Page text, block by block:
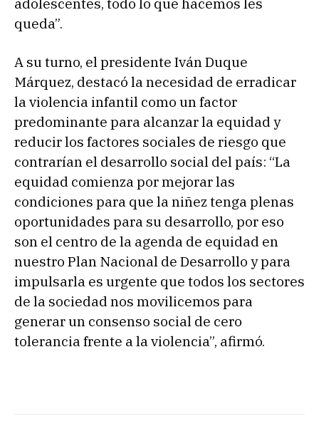
adolescentes, todo lo que hacemos les
queda”.
A su turno, el presidente Iván Duque
Márquez, destacó la necesidad de erradicar
la violencia infantil como un factor
predominante para alcanzar la equidad y
reducir los factores sociales de riesgo que
contrarían el desarrollo social del país: “La
equidad comienza por mejorar las
condiciones para que la niñez tenga plenas
oportunidades para su desarrollo, por eso
son el centro de la agenda de equidad en
nuestro Plan Nacional de Desarrollo y para
impulsarla es urgente que todos los sectores
de la sociedad nos movilicemos para
generar un consenso social de cero
tolerancia frente a la violencia”, afirmó.